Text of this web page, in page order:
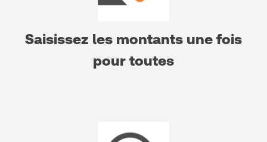
Saisissez les montants une fois
pour toutes